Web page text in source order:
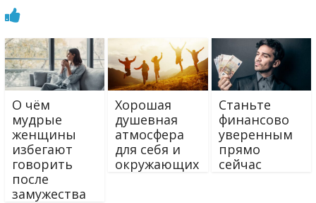
О чём
мудрые
женщины
избегают
говорить
после
замужества
Хорошая
душевная
атмосфера
для себя и
окружающих
Станьте
финансово
уверенным
прямо
сейчас